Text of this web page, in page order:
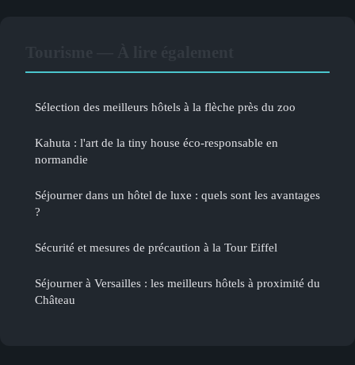
Sélection des meilleurs hôtels à la flèche près du zoo
Kahuta : l'art de la tiny house éco-responsable en
normandie
Séjourner dans un hôtel de luxe : quels sont les avantages
?
Sécurité et mesures de précaution à la Tour Eiffel
Séjourner à Versailles : les meilleurs hôtels à proximité du
Château